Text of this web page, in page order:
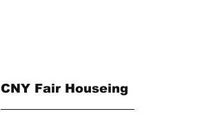
CNY Fair Houseing